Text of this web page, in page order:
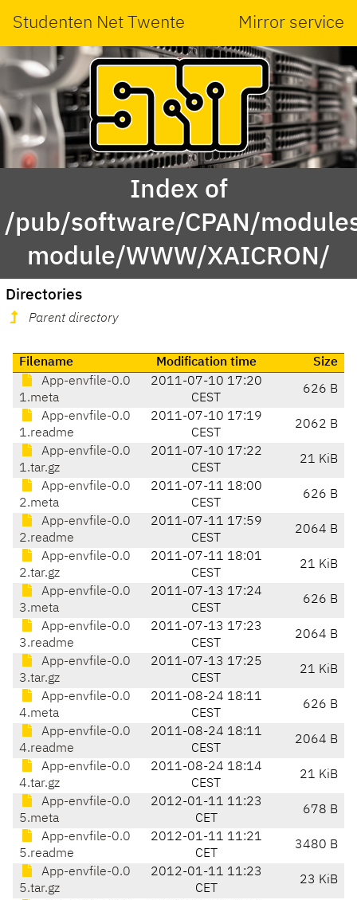
Studenten Net Twente Mirror service
Index of
/pub/software/CPAN/
module/WWW/XAICRON/
Directories
Parent directory
Filename Modification time
Size
App-envfile-0.0
1.meta
2011-07-10 17:20
CEST
626 B
App-envfile-0.0
1.readme
2011-07-10 17:19
CEST
2062 B
App-envfile-0.0
1.tar.gz
2011-07-10 17:22
CEST
21 KiB
App-envfile-0.0
2.meta
2011-07-11 18:00
CEST
626 B
App-envfile-0.0
2.readme
2011-07-11 17:59
CEST
2064 B
App-envfile-0.0
2.tar.gz
2011-07-11 18:01
CEST
21 KiB
App-envfile-0.0
3.meta
2011-07-13 17:24
CEST
626 B
App-envfile-0.0
3.readme
2011-07-13 17:23
CEST
2064 B
App-envfile-0.0
3.tar.gz
2011-07-13 17:25
CEST
21 KiB
App-envfile-0.0
4.meta
2011-08-24 18:11
CEST
626 B
App-envfile-0.0
4.readme
2011-08-24 18:11
CEST
2064 B
App-envfile-0.0
4.tar.gz
2011-08-24 18:14
CEST
21 KiB
App-envfile-0.0
5.meta
2012-01-11 11:23
CET
678 B
App-envfile-0.0
5.readme
2012-01-11 11:21
CET
3480 B
App-envfile-0.0
5.tar.gz
2012-01-11 11:23
CET
23 KiB